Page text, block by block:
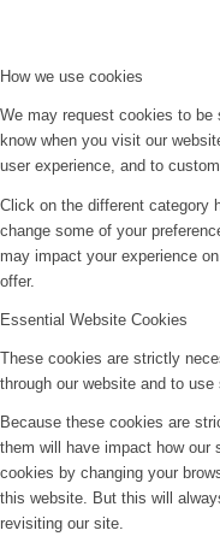
How we use cookies
We may request cookies to
know when you visit our
user experience, and to
Click on the different category
change some of your
may impact your experience
offer.
Essential Website Cookies
These cookies are strictly
through our website and to use
Because these cookies are
them will have impact how our
cookies by changing your
this website. But this will
revisiting our site.